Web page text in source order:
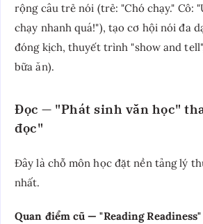
rộng câu trẻ nói (trẻ: "Chó chạy." Cô:
chạy nhanh quá!"), tạo cơ hội nói đa
đóng kịch, thuyết trình "show and
bữa ăn).
Đọc — "Phát sinh văn học"
đọc"
Đây là chỗ môn học đặt nền tảng lý
nhất.
Quan điểm cũ — "Reading Readiness"